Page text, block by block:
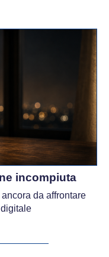
incompiuta
da affrontare